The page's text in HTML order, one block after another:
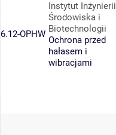
6.12-OPHW
Instytut Inżynierii
Środowiska i
Biotechnologii
Ochrona przed
hałasem i
wibracjami